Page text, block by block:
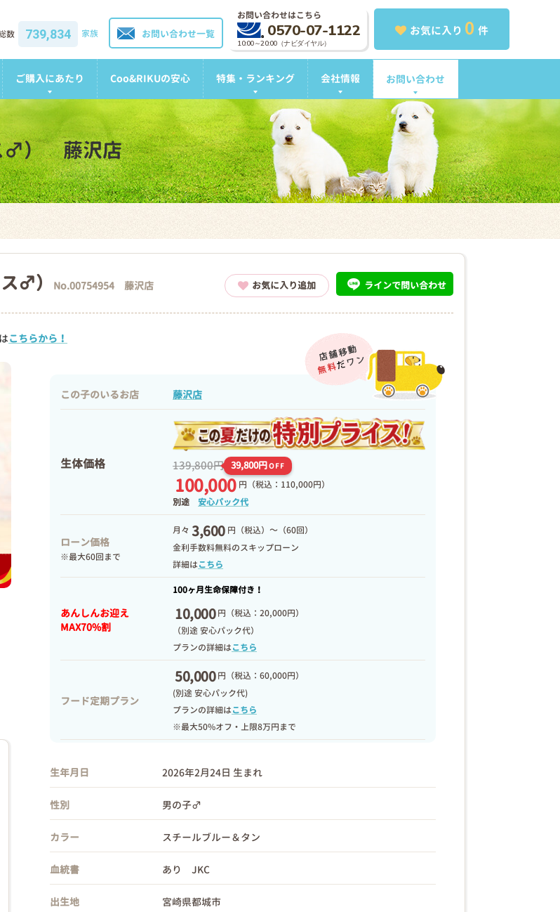
お気に入り 0 件
お問い合わせはこちら
0570-07-1122
10:00～20:00（ナビダイヤル）
お問い合わせ一覧
数 739,834 家族
ご購入にあたり Coo&RIKUの安心 特集・ランキング 会社情報 お問い合わせ
♂） 藤沢店
♂） No.00754954 藤沢店 お気に入り追加 ラインで問い合わせ
こちらから！
この子のいるお店 藤沢店
生体価格 139,800円 39,800円OFF
100,000 円 （税込：110,000円）
別途 安心パック代
ローン価格
※最大60回まで
月々 3,600 円（税込）～（60回）
金利手数料無料のスキップローン
詳細はこちら
あんしんお迎え
MAX70%割
100ヶ月生命保障付き！
10,000 円 （税込：20,000円）
（別途 安心パック代）
プランの詳細はこちら
フード定期プラン
50,000 円 （税込：60,000円）
(別途 安心パック代)
プランの詳細はこちら
※最大50%オフ・上限8万円まで
生年月日 2026年2月24日 生まれ
性別 男の子♂
カラー スチールブルー＆タン
血統書 あり JKC
出生地 宮崎県都城市